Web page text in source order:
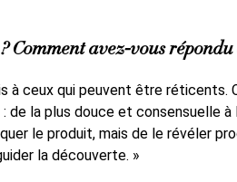
avez-vous
ceux qui peuvent être réticents.
de la plus douce et
le produit, mais de le révéler
la découverte. »